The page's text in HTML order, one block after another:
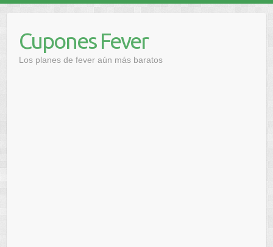
contenidoCupones Fever
Los planes de fever aún más baratos